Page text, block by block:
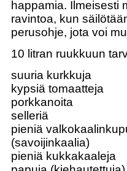
happamia. Ilmeisesti
ravintoa, kun
perusohje, jota voi
10 litran ruukkuun
suuria kurkkuja
kypsiä tomaatteja
porkkanoita
selleriä
pieniä
(savoijinkaalia)
pieniä kukkakaaleja